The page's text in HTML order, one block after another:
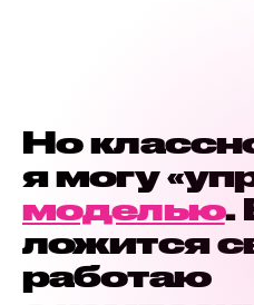
Но
я могу
моделью.
ложится
работаю